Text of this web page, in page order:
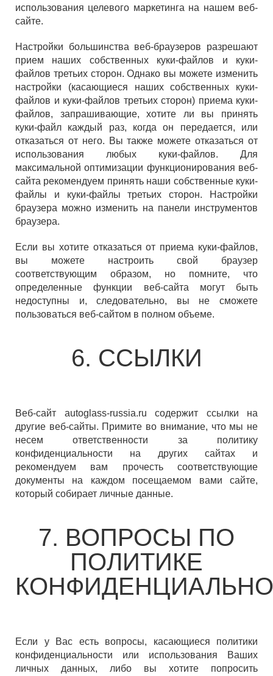
использования целевого маркетинга на нашем веб-
сайте.
Настройки большинства веб-браузеров разрешают
прием наших собственных куки-файлов и куки-
файлов третьих сторон. Однако вы можете изменить
настройки (касающиеся наших собственных куки-
файлов и куки-файлов третьих сторон) приема куки-
файлов, запрашивающие, хотите ли вы принять
куки-файл каждый раз, когда он передается, или
отказаться от него. Вы также можете отказаться от
использования любых куки-файлов. Для
максимальной оптимизации функционирования веб-
сайта рекомендуем принять наши собственные куки-
файлы и куки-файлы третьих сторон. Настройки
браузера можно изменить на панели инструментов
браузера.
Если вы хотите отказаться от приема куки-файлов,
вы можете настроить свой браузер
соответствующим образом, но помните, что
определенные функции веб-сайта могут быть
недоступны и, следовательно, вы не сможете
пользоваться веб-сайтом в полном объеме.
6. ССЫЛКИ
Веб-сайт autoglass-russia.ru содержит ссылки на
другие веб-сайты. Примите во внимание, что мы не
несем ответственности за политику
конфиденциальности на других сайтах и
рекомендуем вам прочесть соответствующие
документы на каждом посещаемом вами сайте,
который собирает личные данные.
7. ВОПРОСЫ ПО
ПОЛИТИКЕ
Если у Вас есть вопросы, касающиеся политики
конфиденциальности или использования Ваших
личных данных, либо вы хотите попросить